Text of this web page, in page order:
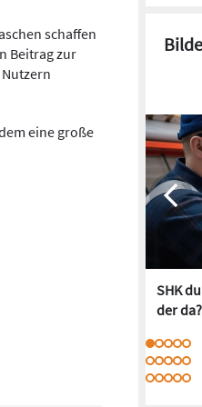
schaffen
Beitrag zur
eine große
SHK
der da?